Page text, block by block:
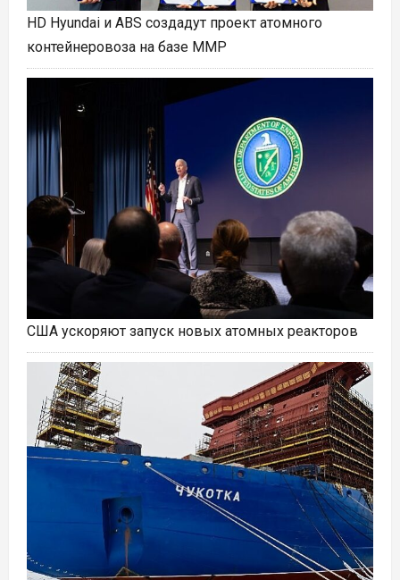
HD Hyundai и ABS создадут проект атомного
контейнеровоза на базе ММР
США ускоряют запуск новых атомных реакторов